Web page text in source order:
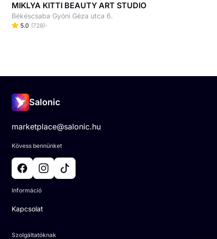
MIKLYA KITTI BEAUTY ART STUDIO
Békéscsaba Gyóni Géza utca 6.
5.0 (728)
Salonic
marketplace@salonic.hu
Kövess bennünket
Információ
Kapcsolat
Szolgáltatóknak